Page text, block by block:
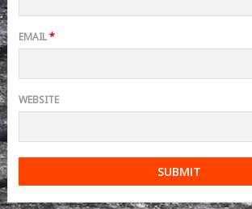
EMAIL*
WEBSITE